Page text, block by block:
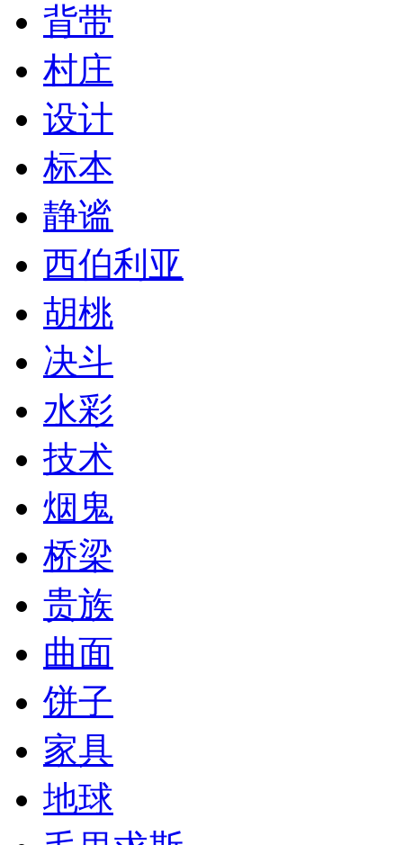
背带
村庄
设计
标本
静谧
西伯利亚
胡桃
决斗
水彩
技术
烟鬼
桥梁
贵族
曲面
饼子
家具
地球